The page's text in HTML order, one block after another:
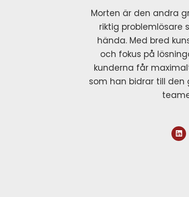
Morten är den andra
riktig problemlösare
hända. Med bred
och fokus på
kunderna får
som han bidrar till